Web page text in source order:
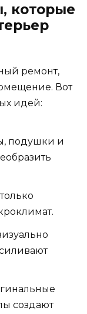
которые
ремонт,
Вот
идей:
подушки и
создают